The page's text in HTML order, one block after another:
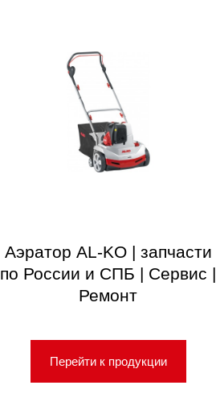
Аэратор AL-KO | запчасти
по России и СПБ | Сервис |
Ремонт
Перейти к продукции